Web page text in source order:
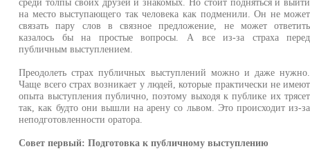
на место выступающего так человека как подменили. Он не может
связать пару слов в связное предложение, не может ответить
казалось бы на простые вопросы. А все из-за страха перед
публичным выступлением.
Преодолеть страх публичных выступлений можно и даже нужно.
Чаще всего страх возникает у людей, которые практически не имеют
опыта выступления публично, поэтому выходя к публике их трясет
так, как будто они вышли на арену со львом. Это происходит из-за
неподготовленности оратора.
Совет первый: Подготовка к публичному выступлению